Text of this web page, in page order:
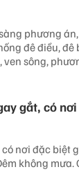
phương
đê điều,
sông,
gắt, có
nơi đặc biệt
không mưa.